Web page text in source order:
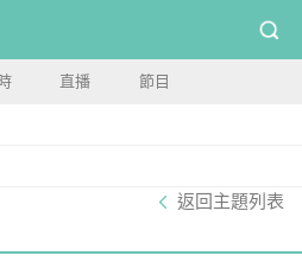
直播 節目
返回主題列表